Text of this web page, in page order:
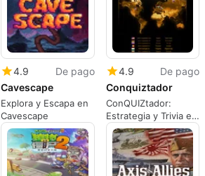
4.9
De pago
Cavescape
Explora y Escapa en
Cavescape
4.9
De pago
Conquiztador
ConQUIZtador:
Estrategia y Trivia en
tu iPhone